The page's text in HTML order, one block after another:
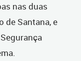
nas duas
de Santana, e